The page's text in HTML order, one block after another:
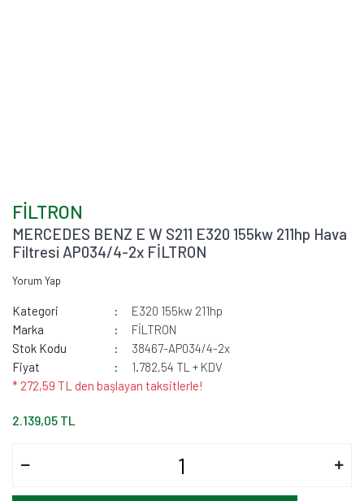
FİLTRON
MERCEDES BENZ E W S211 E320 155kw 211hp Hava
Filtresi AP034/4-2x FİLTRON
Yorum Yap
Kategori
E320 155kw 211hp
Marka
FİLTRON
Stok Kodu
38467-AP034/4-2x
Fiyat
1.782,54 TL + KDV
* 272,59 TL den başlayan taksitlerle!
2.139,05 TL